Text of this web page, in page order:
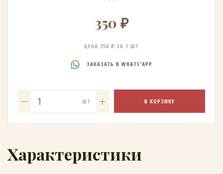
350 ₽
ЦЕНА 350 ₽ ЗА 1 ШТ
ЗАКАЗАТЬ В WHATS'APP
ШТ В КОРЗИНУ
Характеристики